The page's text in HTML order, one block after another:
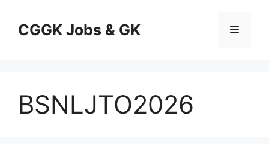
contentCGGK Jobs & GK Menu
BSNLJTO2026